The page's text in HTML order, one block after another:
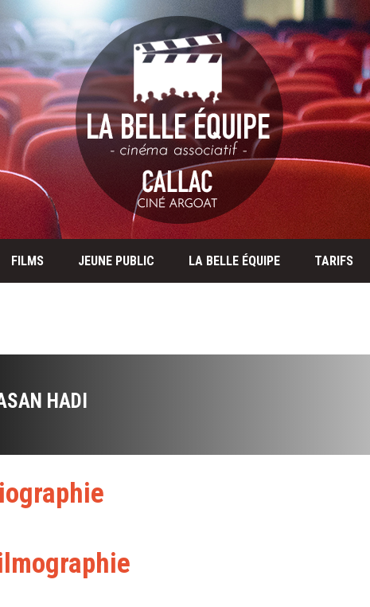
FILMS JEUNE PUBLIC LA BELLE ÉQUIPE TARIFS
HADI